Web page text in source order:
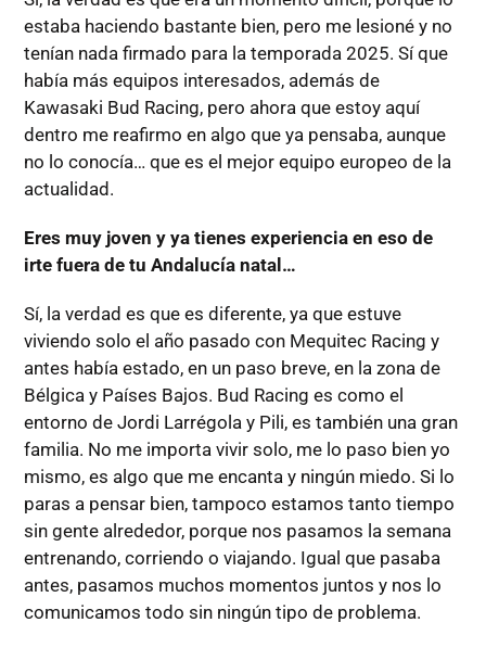
estaba haciendo bastante bien, pero me lesioné y no
tenían nada firmado para la temporada 2025. Sí que
había más equipos interesados, además de
Kawasaki Bud Racing, pero ahora que estoy aquí
dentro me reafirmo en algo que ya pensaba, aunque
no lo conocía… que es el mejor equipo europeo de la
actualidad.
Eres muy joven y ya tienes experiencia en eso de
irte fuera de tu Andalucía natal…
Sí, la verdad es que es diferente, ya que estuve
viviendo solo el año pasado con Mequitec Racing y
antes había estado, en un paso breve, en la zona de
Bélgica y Países Bajos. Bud Racing es como el
entorno de Jordi Larrégola y Pili, es también una gran
familia. No me importa vivir solo, me lo paso bien yo
mismo, es algo que me encanta y ningún miedo. Si lo
paras a pensar bien, tampoco estamos tanto tiempo
sin gente alrededor, porque nos pasamos la semana
entrenando, corriendo o viajando. Igual que pasaba
antes, pasamos muchos momentos juntos y nos lo
comunicamos todo sin ningún tipo de problema.